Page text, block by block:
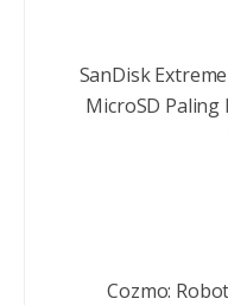
SanDisk
MicroSD
Cozmo: